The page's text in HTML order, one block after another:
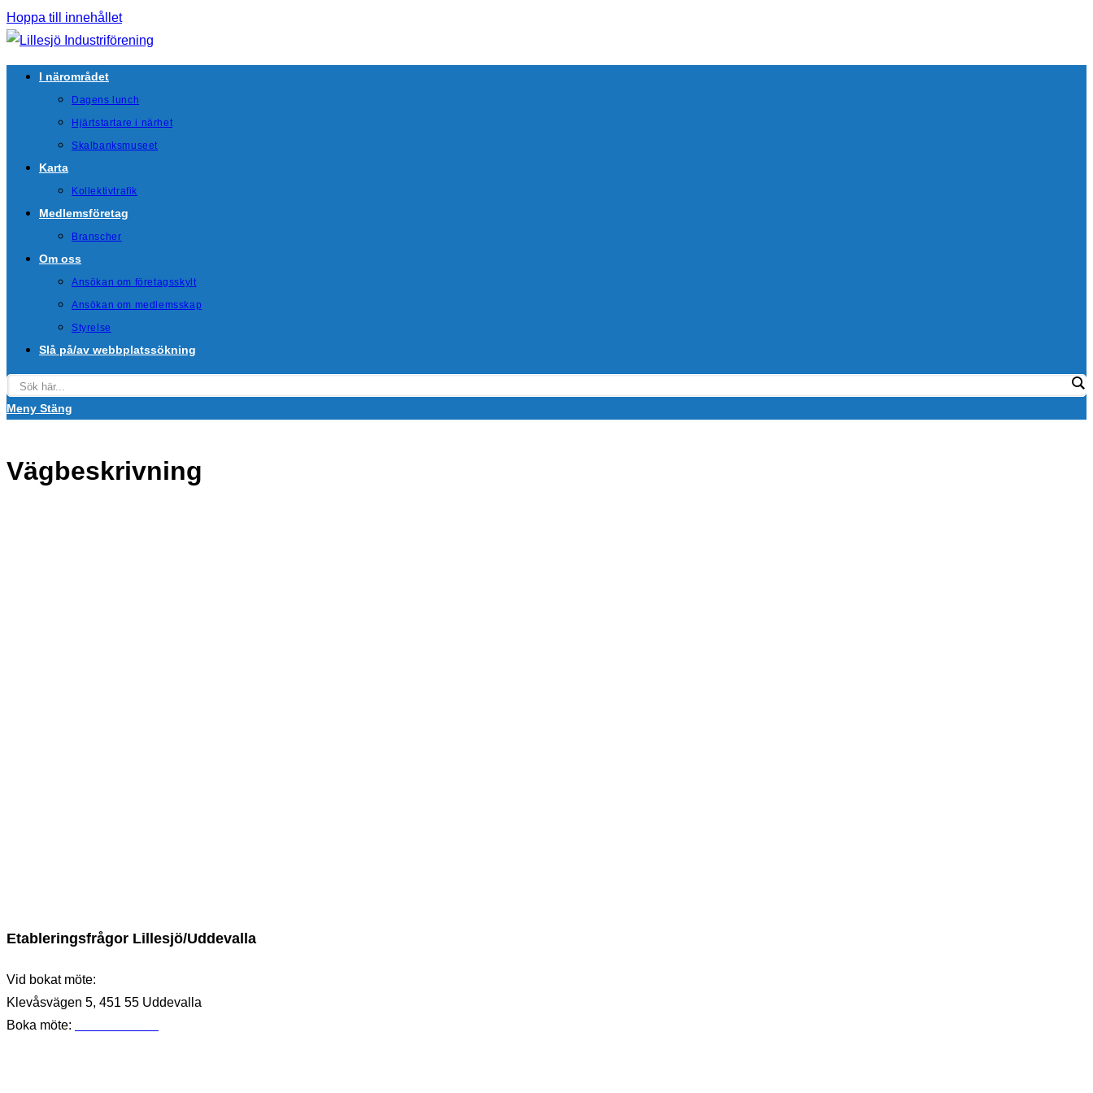
Hoppa till innehållet
I närområdet
Dagens lunch
Hjärtstartare i närhet
Skalbanksmuseet
Karta
Kollektivtrafik
Medlemsföretag
Branscher
Om oss
Ansökan om företagsskylt
Ansökan om medlemsskap
Styrelse
Slå på/av webbplatssökning
Meny Stäng
Vägbeskrivning
Etableringsfrågor Lillesjö/Uddevalla
Vid bokat möte:
Klevåsvägen 5, 451 55 Uddevalla
Boka möte: